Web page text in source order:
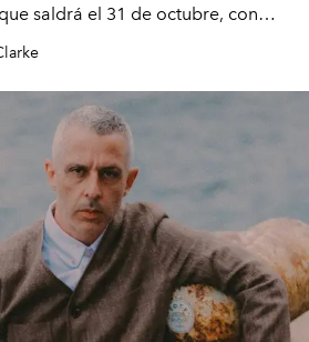
saldrá el 31 de octubre, con
a partir de abril del próximo